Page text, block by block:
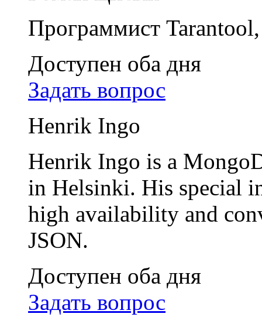
Программист
Доступен оба дня
Задать вопрос
Henrik Ingo
Henrik Ingo is a
in Helsinki. His special
high availability and
JSON.
Доступен оба дня
Задать вопрос